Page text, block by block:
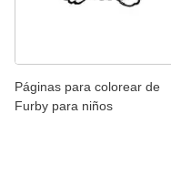
Páginas para colorear de
Furby para niños